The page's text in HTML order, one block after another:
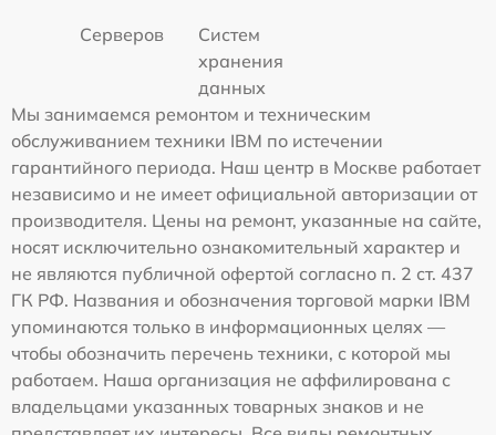
Серверов
Систем
хранения
данных
Мы занимаемся ремонтом и техническим
обслуживанием техники IBM по истечении
гарантийного периода. Наш центр в Москве работает
независимо и не имеет официальной авторизации от
производителя. Цены на ремонт, указанные на сайте,
носят исключительно ознакомительный характер и
не являются публичной офертой согласно п. 2 ст. 437
ГК РФ. Названия и обозначения торговой марки IBM
упоминаются только в информационных целях —
чтобы обозначить перечень техники, с которой мы
работаем. Наша организация не аффилирована с
владельцами указанных товарных знаков и не